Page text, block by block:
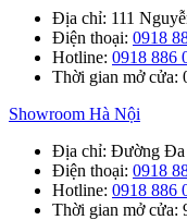
Địa chỉ: 111
Điện thoại: 0918
Hotline: 0918 886
Thời gian mở cửa:
Showroom Hà Nội
Địa chỉ: Đường Đa
Điện thoại: 0918
Hotline: 0918 886
Thời gian mở cửa: